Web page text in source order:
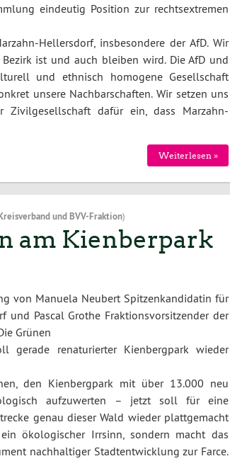
eindeutig Position zur rechtsextremen
Hellersdorf, insbesondere der AfD. Wir
ist und auch bleiben wird. Die AfD und
und ethnisch homogene Gesellschaft
unsere Nachbarschaften. Wir setzen uns
Zivilgesellschaft dafür ein, dass Marzahn-
Weiterlesen »
undBVV-Fraktion)
am Kienberpark
von Manuela Neubert Spitzenkandidatin für
und Pascal Grothe Fraktionsvorsitzender der
Grünen
gerade renaturierter Kienbergpark wieder
den Kienbergpark mit über 13.000 neu
aufzuwerten – jetzt soll für eine
genau dieser Wald wieder plattgemacht
ökologischer Irrsinn, sondern macht das
nachhaltiger Stadtentwicklung zur Farce.